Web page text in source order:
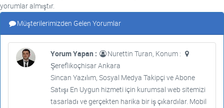
yorumlar almıştır.
Müşterilerimizden Gelen Yorumlar
Yorum Yapan :
Nurettin Turan, Konum :
Şereflikoçhisar Ankara
Sincan Yazılım, Sosyal Medya Takipçi ve Abone
Satışı En Uygun hizmeti için kurumsal web sitemizi
tasarladı ve gerçekten harika bir iş çıkardılar. Mobil